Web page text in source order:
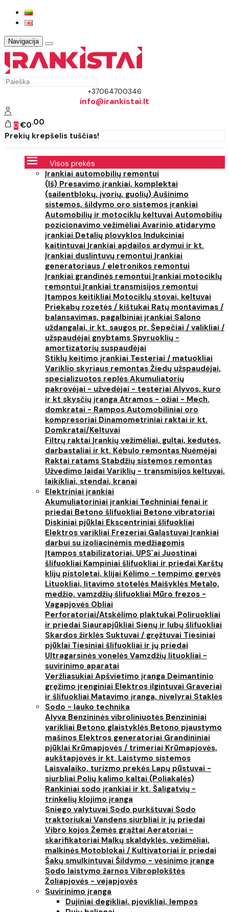
Navigacija
+37064700346
info@irankistai.lt
0 €0 00
Prekių krepšelis tuščias!
Visos prekės
Įrankiai automobilių remontui
(Iš) Presavimo įrankiai, komplektai
(sailentblokų, įvorių, guolių) Aušinimo
sistemos, šildymo oro sistemos įrankiai
Automobilių ir motociklų keltuvai Automobilių
pozicionavimo vežimėliai Avarinio atidarymo
įrankiai Detalių plovyklos Indukciniai
kaitintuvai Įrankiai apdailos ardymui ir kt.
Įrankiai duslintuvų remontui Įrankiai
generatoriaus / eletronikos remontui
Įrankiai grandinės remontui Įrankiai motociklų
remontui Įrankiai transmisijos remontui
Įtampos keitikliai Motociklų stovai, keltuvai
Priekabų rozetės / kištukai Ratų montavimas /
balansavimas, pagalbiniai įrankiai Salono
uždangalai, ir kt. saugos pr. Šepečiai / valikliai /
užspaudėjai gnybtams Spyruoklių -
amortizatorių suspaudėjai
Stiklų keitimo įrankiai Testeriai / matuokliai
Variklio skyriaus remontas Žiedų užspaudėjai,
specializuotos replės Akumuliatorių
pakrovėjai - užvedėjai - testeriai Alyvos, kuro
ir kt skysčių įranga Atramos - ožiai - Mech.
domkratai - Rampos Automobiliniai oro
kompresoriai Dinamometriniai raktai ir kt.
Domkratai/Keltuvai
Filtrų raktai Įrankių vežimėliai, gultai, kedutės,
darbastaliai ir kt. Kėbulo remontas Nuėmėjai
Raktai ratams Stabdžių sistemos remontas
Užvedimo laidai Variklių - transmisijos keltuvai,
laikikliai, stendai, kranai
Elektriniai įrankiai
Akumuliatoriniai įrankiai Techniniai fenai ir
priedai Betono šlifuokliai Betono vibratoriai
Diskiniai pjūklai Ekscentriniai šlifuokliai
Elektros varikliai Frezeriai Galąstuvai Įrankiai
darbui su izoliacinėmis medžiagomis
Įtampos stabilizatoriai, UPS`ai Juostinai
šlifuokliai Kampiniai šlifuokliai ir priedai Karštų
klijų pistoletai, klijai Kėlimo - tempimo gervės
Lituokliai, litavimo stotelės Maišyklės Metalo,
medžio, vamzdžių šlifuokliai Mūro frezos -
Vagapjovės Obliai
Perforatoriai/Atskėlimo plaktukai Poliruokliai
ir priedai Siaurapjūkliai Sienų ir lubų šlifuokliai
Skardos žirklės Suktuvai / gręžtuvai Tiesiniai
pjūklai Tiesiniai šlifuokliai ir jų priedai
Ultragarsinės vonelės Vamzdžių lituokliai -
suvirinimo aparatai
Veržliasukiai Apšvietimo įranga Deimantinio
gręžimo įrenginiai Elektros ilgintuvai Graveriai
ir šlifuokliai Matavimo įranga, nivelyrai Staklės
Sodo - lauko technika
Alyva Benzininės vibroliniuotės Benzininiai
varikliai Betono glaistyklės Betono pjaustymo
mašinos Elektros generatoriai Grandininiai
pjūklai Krūmapjovės / trimeriai Krūmapjovės,
aukštapjovės ir kt. Laistymo sistemos
Laisvalaiko, turizmo prekės Lapų pūstuvai -
siurbliai Polių kalimo kaltai (Poliakalės)
Rankiniai sodo įrankiai ir kt. Šaligatvių -
trinkelių klojimo įranga
Sniego valytuvai Sodo purkštuvai Sodo
traktoriukai Vandens siurbliai ir jų priedai
Vibro kojos Žemės grąžtai Aeratoriai -
skarifikatoriai Malkų skaldyklės, vežimėliai,
malkinės Motoblokai / Kultivatoriai ir priedai
Šakų smulkintuvai Šildymo - vėsinimo įranga
Sodo laistymo žarnos Vibroplokštės
Žoliapjovės - vejapjovės
Suvirinimo įranga
Dujiniai degikliai, pjovikliai, lempos